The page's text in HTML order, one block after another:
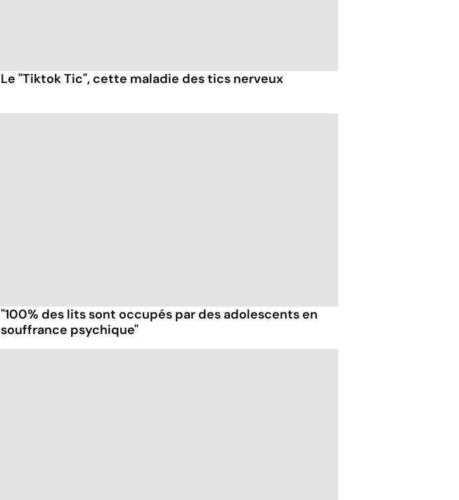
Le "Tiktok Tic", cette maladie des tics nerveux
"100% des lits sont occupés par des adolescents en
souffrance psychique"